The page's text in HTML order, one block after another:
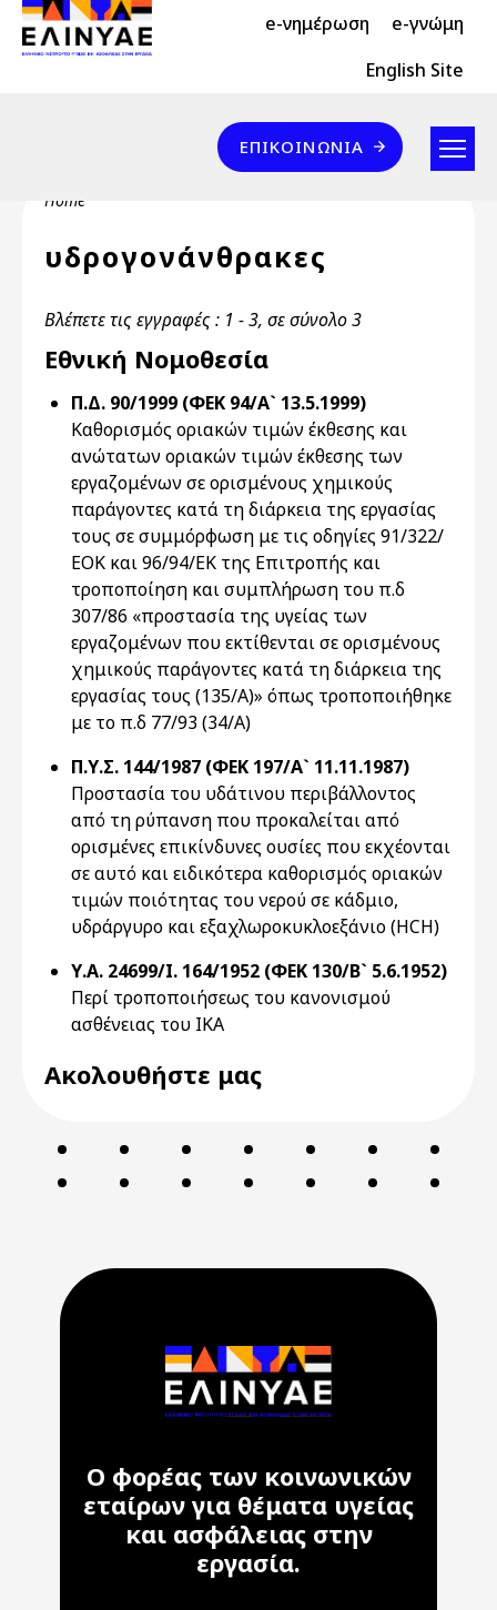
Skip to main content
Header Top 2 e-νημέρωση e-γνώμη
Header Top English Site
Επικοινωνία
ΕΠΙΚΟΙΝΩΝΊΑ
Breadcrumb
Home
υδρογονάνθρακες
Βλέπετε τις εγγραφές : 1 - 3, σε σύνολο 3
Εθνική Νομοθεσία
Π.Δ. 90/1999 (ΦΕΚ 94/Α` 13.5.1999)
Καθορισμός οριακών τιμών έκθεσης και
ανώτατων οριακών τιμών έκθεσης των
εργαζομένων σε ορισμένους χημικούς
παράγοντες κατά τη διάρκεια της εργασίας
τους σε συμμόρφωση με τις οδηγίες 91/322/
ΕΟΚ και 96/94/ΕΚ της Επιτροπής και
τροποποίηση και συμπλήρωση του π.δ
307/86 «προστασία της υγείας των
εργαζομένων που εκτίθενται σε ορισμένους
χημικούς παράγοντες κατά τη διάρκεια της
εργασίας τους (135/Α)» όπως τροποποιήθηκε
με το π.δ 77/93 (34/Α)
Π.Υ.Σ. 144/1987 (ΦΕΚ 197/Α` 11.11.1987)
Προστασία του υδάτινου περιβάλλοντος
από τη ρύπανση που προκαλείται από
ορισμένες επικίνδυνες ουσίες που εκχέονται
σε αυτό και ειδικότερα καθορισμός οριακών
τιμών ποιότητας του νερού σε κάδμιο,
υδράργυρο και εξαχλωροκυκλοεξάνιο (ΗCH)
Υ.Α. 24699/Ι. 164/1952 (ΦΕΚ 130/Β` 5.6.1952)
Περί τροποποιήσεως του κανονισμού
ασθένειας του ΙΚΑ
Ακολουθήστε μας
Ο φορέας των κοινωνικών
εταίρων για θέματα υγείας
και ασφάλειας στην
εργασία.